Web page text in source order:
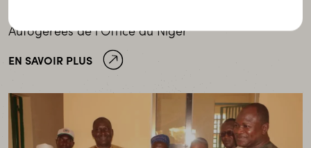
Autogérées de l’Office du Niger
EN SAVOIR PLUS